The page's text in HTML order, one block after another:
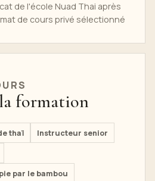
de l'école Nuad Thai après
de cours privé sélectionné
formation
thaï
Instructeur senior
par le bambou